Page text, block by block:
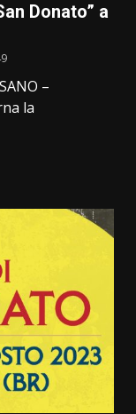
Donato” a
–
la